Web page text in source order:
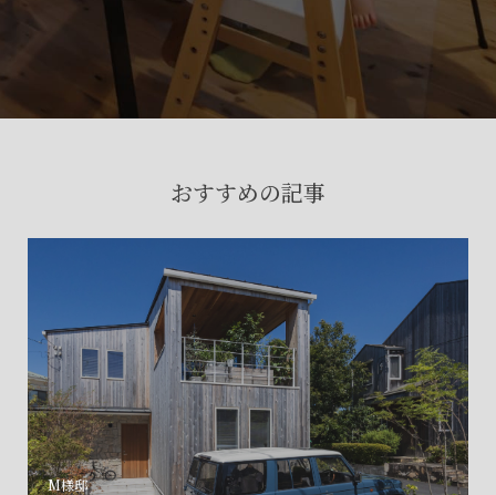
おすすめの記事
M様邸
会社に関することや物件についての
お問い合わせはこちらから
ご相談はこちら
関連施設一覧